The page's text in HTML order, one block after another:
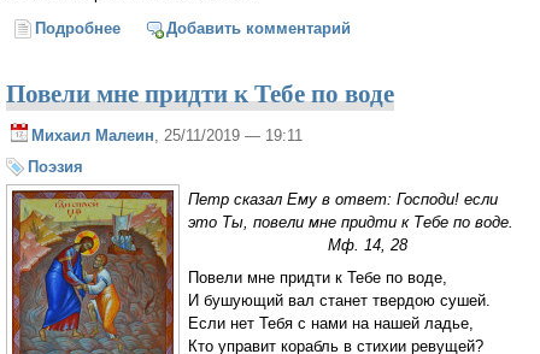
Подробнее о Осень и ты
Добавить комментарий
Повели мне придти к Тебе по воде
Михаил Малеин , 25/11/2019 — 19:11
Поэзия
Петр сказал Ему в ответ: Господи! если
это Ты, повели мне придти к Тебе по воде.
Мф. 14, 28
Повели мне придти к Тебе по воде,
И бушующий вал станет твердою сушей.
Если нет Тебя с нами на нашей ладье,
Кто управит корабль в стихии ревущей?